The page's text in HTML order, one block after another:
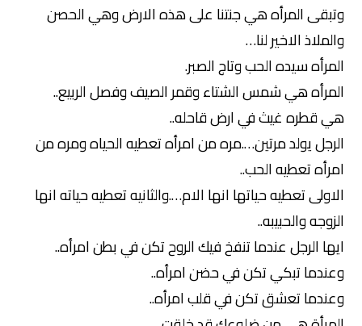
وتبقى المرأه هي جنتنا على هذه الارض وهي الحصن
والملاذ الاخير لنا…
المرأه سيده الحب وتاج الصبر.
المرأه هي شمس الشتاء وقمر الصيف وفصل الربيع..
هي قطره غيث في ارض قاحله..
الرجل يولد مرتين….مره من امرأه تعطيه الحياه ومره من
امرأه تعطيه الحب..
الاولى تعطيه حياتها انها الام….والثانيه تعطيه حياته انها
الزوجه والحبيبه..
ايها الرجل عندما تنفخ فيك الروح تكن في بطن امرأه..
وعندما تبكي تكن في حضن امرأه..
وعندما تعشق تكن في قلب امرأه..